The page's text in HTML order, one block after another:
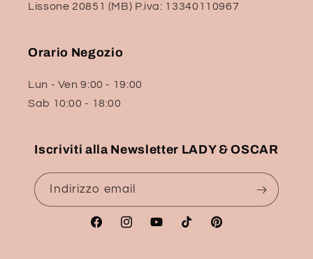
Lissone 20851 (MB) P.iva: 13340110967
Orario Negozio
Lun - Ven 9:00 - 19:00
Sab 10:00 - 18:00
Iscriviti alla Newsletter LADY & OSCAR
Indirizzo email
FacebookInstagramYouTubeTikTok Pinterest